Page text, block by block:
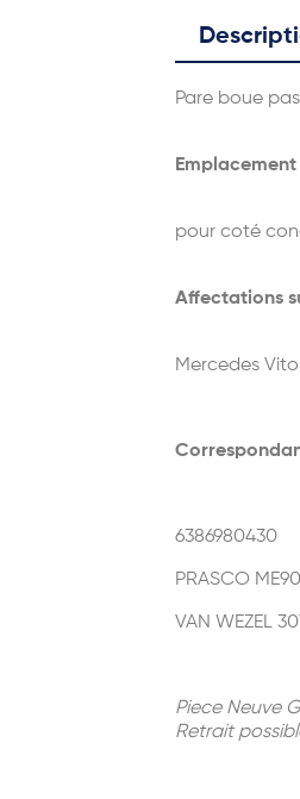
Pare boue
Emplacement
pour coté
Affectations
Mercedes
6386980430
PRASCO
VAN WEZEL
Piece Neuve
Retrait